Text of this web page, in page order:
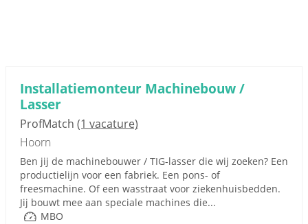
Installatiemonteur Machinebouw /
Lasser
ProfMatch (1 vacature)
Hoorn
Ben jij de machinebouwer / TIG-lasser die wij zoeken? Een
productielijn voor een fabriek. Een pons- of
freesmachine. Of een wasstraat voor ziekenhuisbedden.
Jij bouwt mee aan speciale machines die...
MBO